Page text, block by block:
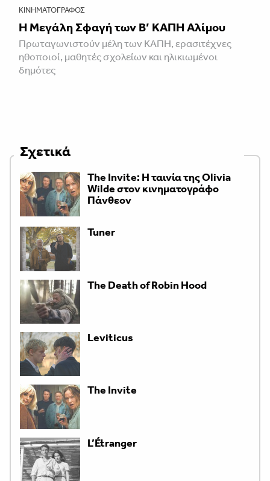
ΚΙΝΗΜΑΤΟΓΡΆΦΟΣ
Η Μεγάλη Σφαγή των Β’ ΚΑΠΗ Αλίμου
Πρωταγωνιστούν μέλη των ΚΑΠΗ, ερασιτέχνες
ηθοποιοί, μαθητές σχολείων και ηλικιωμένοι
δημότες
Σχετικά
The Invite: Η ταινία της Olivia
Wilde στον κινηματογράφο
Πάνθεον
Tuner
The Death of Robin Hood
Leviticus
The Invite
L’Étranger